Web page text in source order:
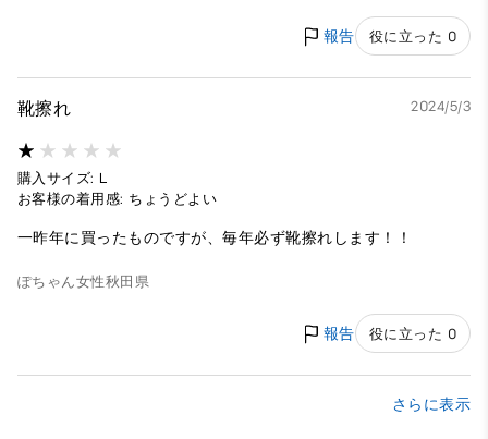
報告 役に立った 0
靴擦れ 2024/5/3
購入サイズ: L
お客様の着用感: ちょうどよい
一昨年に買ったものですが、毎年必ず靴擦れします！！
ぽちゃん女性秋田県
報告 役に立った 0
さらに表示